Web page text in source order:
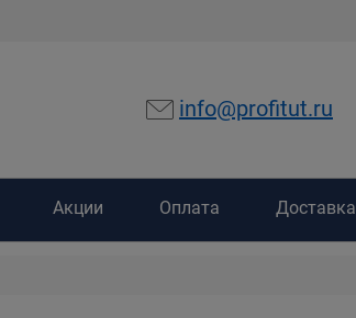
info@profitut.ru
Акции Оплата Доставка